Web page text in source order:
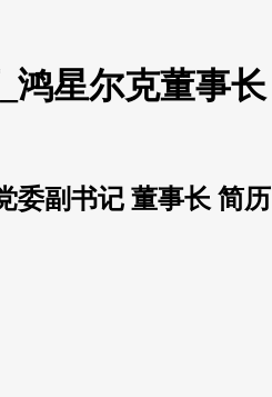
鸿星尔克董事长
委副书记 董事长 简历